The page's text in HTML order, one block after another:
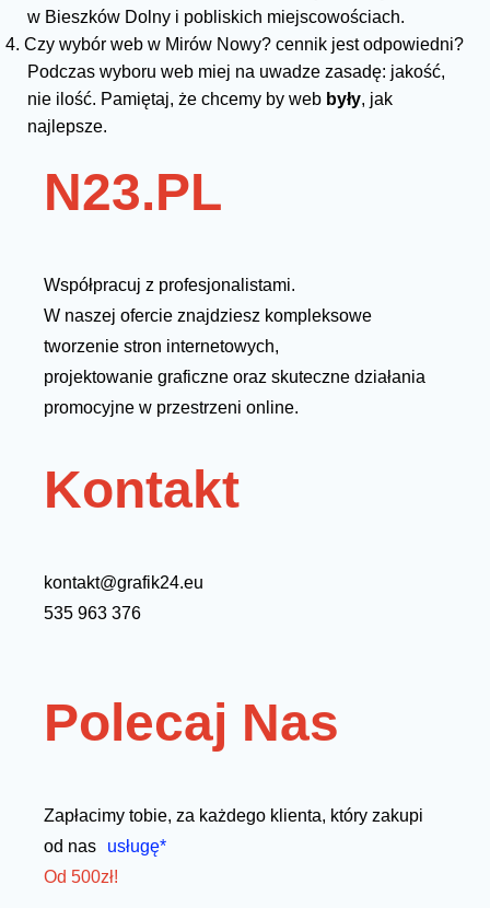
w Bieszków Dolny i pobliskich miejscowościach.
4. Czy wybór web w Mirów Nowy? cennik jest odpowiedni?
Podczas wyboru web miej na uwadze zasadę: jakość,
nie ilość. Pamiętaj, że chcemy by web były, jak
najlepsze.
N23.PL
Współpracuj z profesjonalistami.
W naszej ofercie znajdziesz kompleksowe
tworzenie stron internetowych,
projektowanie graficzne oraz skuteczne działania
promocyjne w przestrzeni online.
Kontakt
kontakt@grafik24.eu
535 963 376
Polecaj Nas
Zapłacimy tobie, za każdego klienta, który zakupi
od nas
usługę*
Od 500zł!